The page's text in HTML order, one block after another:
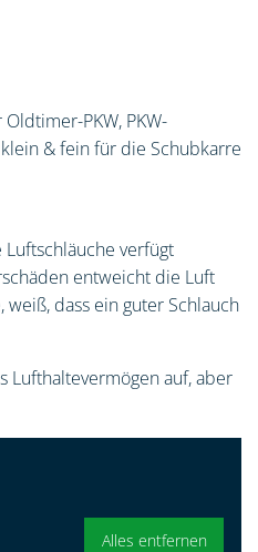
PKW, PKW-
& fein für die Schubkarre
verfügt
entweicht die Luft
dass ein guter Schlauch
Lufthaltevermögen auf, aber
Alles entfernen